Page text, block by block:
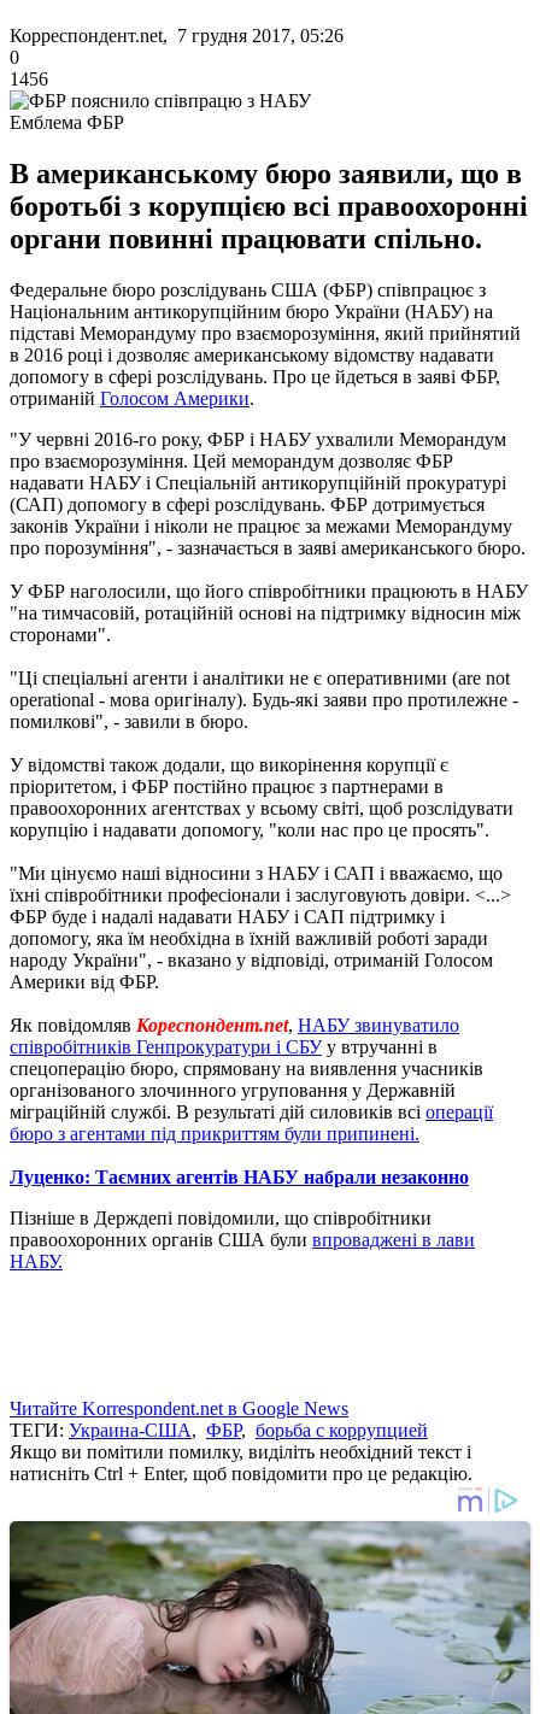
Корреспондент.net, 7 грудня 2017, 05:26
0
1456
Емблема ФБР
В американському бюро заявили, що в
боротьбі з корупцією всі правоохоронні
органи повинні працювати спільно.
Федеральне бюро розслідувань США (ФБР) співпрацює з
Національним антикорупційним бюро України (НАБУ) на
підставі Меморандуму про взаєморозуміння, який прийнятий
в 2016 році і дозволяє американському відомству надавати
допомогу в сфері розслідувань. Про це йдеться в заяві ФБР,
отриманій Голосом Америки.
"У червні 2016-го року, ФБР і НАБУ ухвалили Меморандум
про взаєморозуміння. Цей меморандум дозволяє ФБР
надавати НАБУ і Спеціальній антикорупційній прокуратурі
(САП) допомогу в сфері розслідувань. ФБР дотримується
законів України і ніколи не працює за межами Меморандуму
про порозуміння", - зазначається в заяві американського бюро.
У ФБР наголосили, що його співробітники працюють в НАБУ
"на тимчасовій, ротаційній основі на підтримку відносин між
сторонами".
"Ці спеціальні агенти і аналітики не є оперативними (are not
operational - мова оригіналу). Будь-які заяви про протилежне -
помилкові", - завили в бюро.
У відомстві також додали, що викорінення корупції є
пріоритетом, і ФБР постійно працює з партнерами в
правоохоронних агентствах у всьому світі, щоб розслідувати
корупцію і надавати допомогу, "коли нас про це просять".
"Ми цінуємо наші відносини з НАБУ і САП і вважаємо, що
їхні співробітники професіонали і заслуговують довіри. <...>
ФБР буде і надалі надавати НАБУ і САП підтримку і
допомогу, яка їм необхідна в їхній важливій роботі заради
народу України", - вказано у відповіді, отриманій Голосом
Америки від ФБР.
Як повідомляв Кореспондент.net, НАБУ звинуватило
співробітників Генпрокуратури і СБУу втручанні в
спецоперацію бюро, спрямовану на виявлення учасників
організованого злочинного угруповання у Державній
міграційній службі. В результаті дій силовиків всі операції
бюро з агентами під прикриттям були припинені.
Луценко: Таємних агентів НАБУ набрали незаконно
Пізніше в Держдепі повідомили, що співробітники
правоохоронних органів США були впроваджені в лави
НАБУ.
Читайте Korrespondent.net в Google News
ТЕГИ: Украина-США, ФБР, борьба с коррупцией
Якщо ви помітили помилку, виділіть необхідний текст і
натисніть Ctrl + Enter, щоб повідомити про це редакцію.